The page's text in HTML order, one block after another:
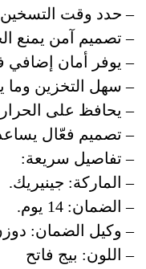
– حدد وقت التسخين
– تصميم آمن يمنع
– يوفر أمان إضافي
– سهل التخزين وما
– يحافظ على
– تصميم فعّال
– تفاصيل سريعة:
– الماركة: جينيريك.
– الضمان: 14 يوم.
– وكيل الضمان:
– اللون: بيج فاتح